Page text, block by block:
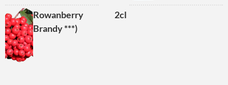
Rowanberry
Brandy ***)
2cl